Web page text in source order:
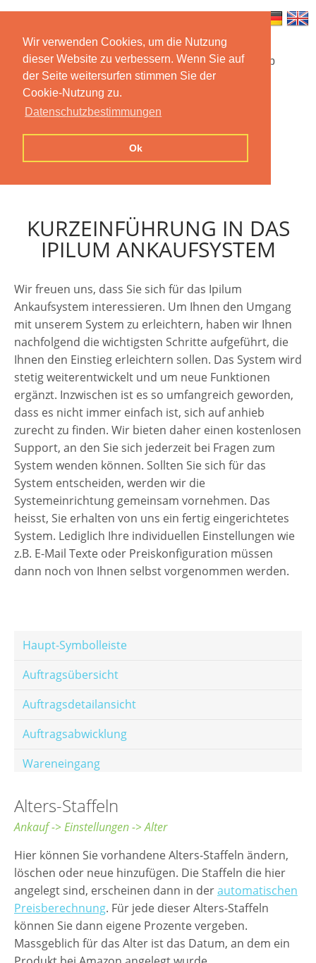
Wir verwenden Cookies, um die Nutzung
dieser Website zu verbessern. Wenn Sie auf
der Seite weitersurfen stimmen Sie der
Cookie-Nutzung zu.
Datenschutzbestimmungen
Ok
Startseite Funktionen Mobile App
Preise
Kontakt Impressum
KURZEINFÜHRUNG IN DAS
IPILUM ANKAUFSYSTEM
Wir freuen uns, dass Sie sich für das Ipilum
Ankaufsystem interessieren. Um Ihnen den Umgang
mit unserem System zu erleichtern, haben wir Ihnen
nachfolgend die wichtigsten Schritte aufgeführt, die
Ihnen den Einstieg erleichtern sollen. Das System wird
stetig weiterentwickelt und um neue Funktionen
ergänzt. Inzwischen ist es so umfangreich geworden,
dass es nicht immer einfach ist, sich auf anhieb
zurecht zu finden. Wir bieten daher einen kostenlosen
Support, an den Sie sich jederzeit bei Fragen zum
System wenden können. Sollten Sie sich für das
System entscheiden, werden wir die
Systemeinrichtung gemeinsam vornehmen. Das
heisst, Sie erhalten von uns ein fertig eingerichtetes
System. Lediglich Ihre individuellen Einstellungen wie
z.B. E-Mail Texte oder Preiskonfiguration müssen
dann noch von Ihnen selbst vorgenommen werden.
Haupt-Symbolleiste
Auftragsübersicht
Auftragsdetailansicht
Auftragsabwicklung
Wareneingang
E-Mail-Templates
Automatische Preisberechnung
Hinterlegen von Festpreisen
Salesrank-Staffeln
Alters-Staffeln
Alters-Staffeln
Ankauf -> Einstellungen -> Alter
Hier können Sie vorhandene Alters-Staffeln ändern,
löschen oder neue hinzufügen. Die Staffeln die hier
angelegt sind, erscheinen dann in derautomatischen
Preisberechnung. Für jede dieser Alters-Staffeln
können Sie dann eigene Prozente vergeben.
Massgeblich für das Alter ist das Datum, an dem ein